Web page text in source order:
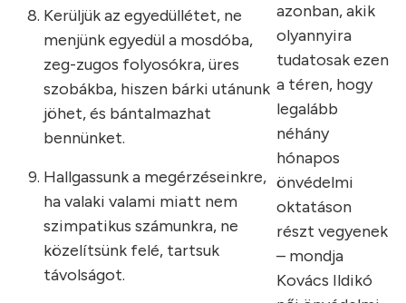
azonban, akik
olyannyira
tudatosak ezen
a téren, hogy
legalább
néhány
hónapos
önvédelmi
oktatáson
részt vegyenek
– mondja
Kovács Ildikó
Kerüljük az egyedüllétet, ne
menjünk egyedül a mosdóba,
zeg-zugos folyosókra, üres
szobákba, hiszen bárki utánunk
jöhet, és bántalmazhat
bennünket.
Hallgassunk a megérzéseinkre,
ha valaki valami miatt nem
szimpatikus számunkra, ne
közelítsünk felé, tartsuk
távolságot.